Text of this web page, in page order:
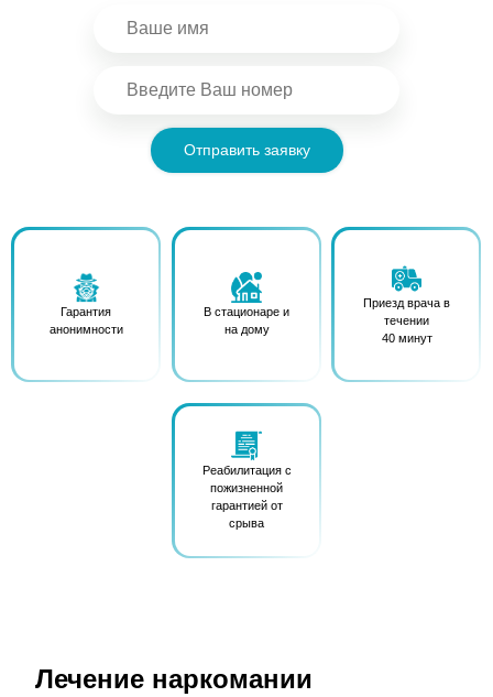
Отправить заявку
Гарантия
анонимности
В стационаре и
на дому
Приезд врача в
течении
40 минут
Реабилитация с
пожизненной
гарантией от
срыва
Лечение наркомании